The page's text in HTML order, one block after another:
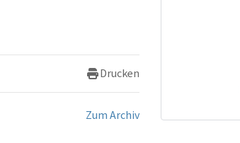
Drucken
Zum Archiv